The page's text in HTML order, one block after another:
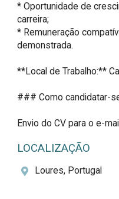
* Oportunidade de
carreira;
* Remuneração
demonstrada.
**Local de Trabalho:**
### Como candidatar-
Envio do CV para o e-
LOCALIZAÇÃO
Loures, Portugal